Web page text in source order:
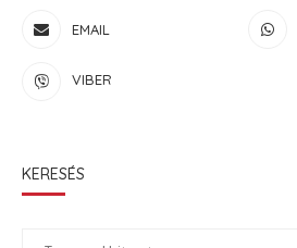
EMAIL
VIBER
KERESÉS